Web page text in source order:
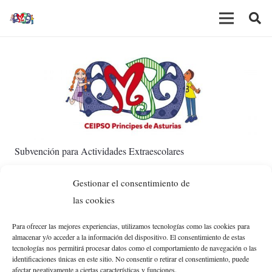
Gestionar el consentimiento de
las cookies
Para ofrecer las mejores experiencias, utilizamos tecnologías como las cookies para
almacenar y/o acceder a la información del dispositivo. El consentimiento de estas
tecnologías nos permitirá procesar datos como el comportamiento de navegación o las
identificaciones únicas en este sitio. No consentir o retirar el consentimiento, puede
afectar negativamente a ciertas características y funciones.
Subvención para Actividades Extraescolares
AMPA Príncipes de Asturias
Si tienes alguna duda sobre actividades extraescolares,
escríbenos a: ee@ampaprincipesdeasturias.org
Pues contactar con nosotros en el correo